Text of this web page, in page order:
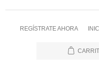
REGÍSTRATE AHORA